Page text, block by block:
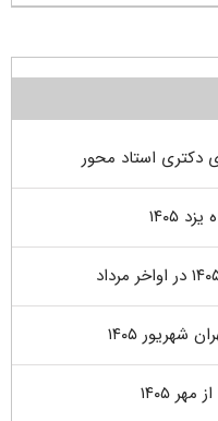
دکتری استاد محور
۱۴۰۵
۱۴۰۵
۱۴۰۵